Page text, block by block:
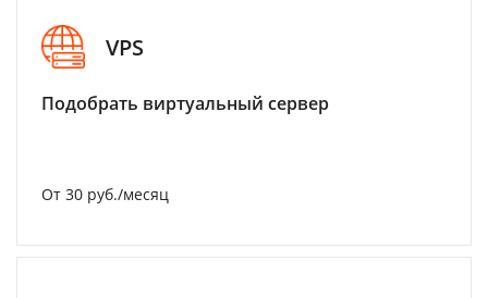
VPS
Подобрать виртуальный сервер
От 30 руб./месяц